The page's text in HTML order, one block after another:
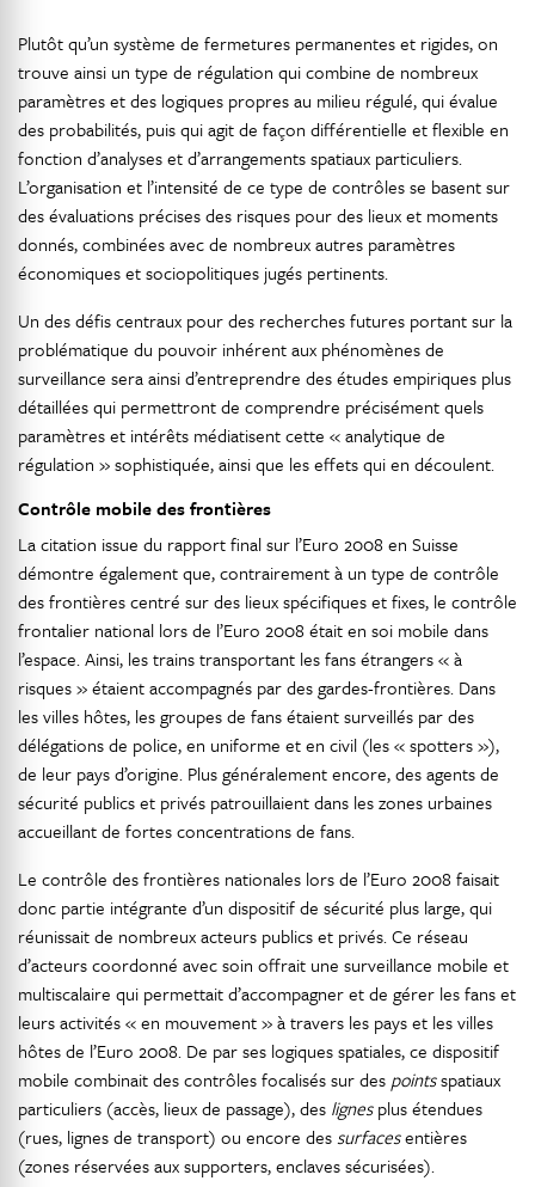
Plutôt qu’un système de fermetures permanentes et rigides, on
trouve ainsi un type de régulation qui combine de nombreux
paramètres et des logiques propres au milieu régulé, qui évalue
des probabilités, puis qui agit de façon différentielle et flexible en
fonction d’analyses et d’arrangements spatiaux particuliers.
L’organisation et l’intensité de ce type de contrôles se basent sur
des évaluations précises des risques pour des lieux et moments
donnés, combinées avec de nombreux autres paramètres
économiques et sociopolitiques jugés pertinents.
Un des défis centraux pour des recherches futures portant sur la
problématique du pouvoir inhérent aux phénomènes de
surveillance sera ainsi d’entreprendre des études empiriques plus
détaillées qui permettront de comprendre précisément quels
paramètres et intérêts médiatisent cette « analytique de
régulation » sophistiquée, ainsi que les effets qui en découlent.
Contrôle mobile des frontières
La citation issue du rapport final sur l’Euro 2008 en Suisse
démontre également que, contrairement à un type de contrôle
des frontières centré sur des lieux spécifiques et fixes, le contrôle
frontalier national lors de l’Euro 2008 était en soi mobile dans
l’espace. Ainsi, les trains transportant les fans étrangers « à
risques » étaient accompagnés par des gardes-frontières. Dans
les villes hôtes, les groupes de fans étaient surveillés par des
délégations de police, en uniforme et en civil (les « spotters »),
de leur pays d’origine. Plus généralement encore, des agents de
sécurité publics et privés patrouillaient dans les zones urbaines
accueillant de fortes concentrations de fans.
Le contrôle des frontières nationales lors de l’Euro 2008 faisait
donc partie intégrante d’un dispositif de sécurité plus large, qui
réunissait de nombreux acteurs publics et privés. Ce réseau
d’acteurs coordonné avec soin offrait une surveillance mobile et
multiscalaire qui permettait d’accompagner et de gérer les fans et
leurs activités « en mouvement » à travers les pays et les villes
hôtes de l’Euro 2008. De par ses logiques spatiales, ce dispositif
mobile combinait des contrôles focalisés sur des pointsspatiaux
particuliers (accès, lieux de passage), des lignesplus étendues
(rues, lignes de transport) ou encore dessurfacesentières
(zones réservées aux supporters, enclaves sécurisées).